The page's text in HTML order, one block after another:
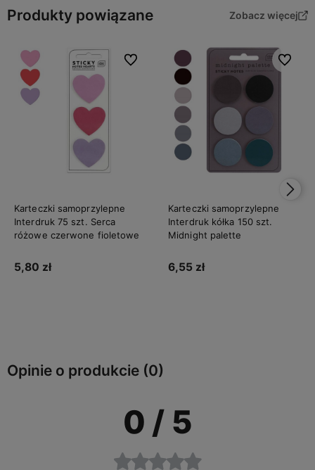
Produkty powiązane Zobacz więcej
Karteczki samoprzylepne
Interdruk 75 szt. Serca
różowe czerwone fioletowe
5,80 zł
Do ulubionych
Karteczki samoprzylepne
Interdruk kółka 150 szt.
Midnight palette
6,55 zł
Do
Opinie o produkcie (0)
0 / 5